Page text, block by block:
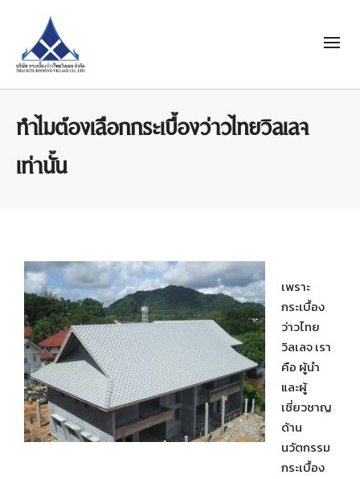
ทำไมต้องเลือกกระเบื้องว่าวไทยวิลเลจ
เท่านั้น
เพราะ
กระเบื้อง
ว่าวไทย
วิลเลจ เรา
คือ ผู้นำ
และผู้
เชี่ยวชาญ
ด้าน
นวัตกรรม
กระเบื้อง